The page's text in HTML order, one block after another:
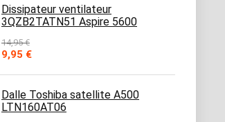
Dissipateur ventilateur
3QZB2TATN51 Aspire 5600
14,95€
Le
initial
était :
14,95 €.
9,95 €Le
actuel
est :
9,95 €.
Dalle Toshiba satellite A500
LTN160AT06